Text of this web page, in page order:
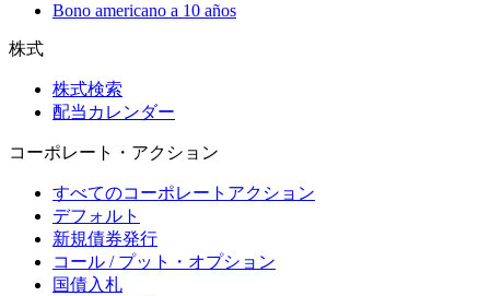
Bono americano a 10 años
株式
株式検索
配当カレンダー
コーポレート・アクション
すべてのコーポレートアクション
デフォルト
新規債券発行
コール / プット・オプション
国債入札